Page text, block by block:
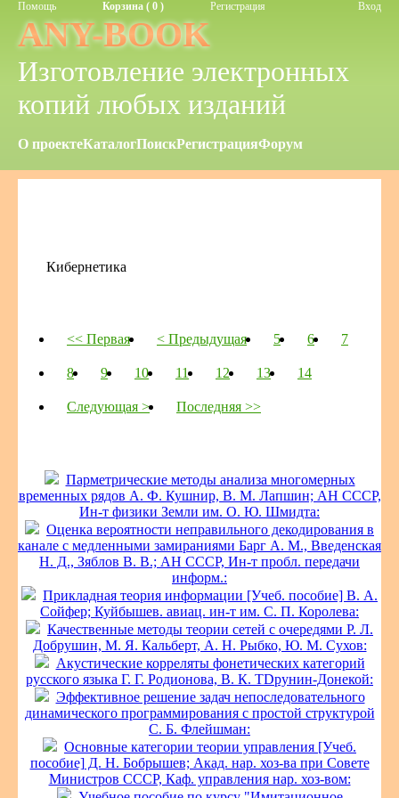
Помощь Корзина ( 0 ) Регистрация Вход
ANY-BOOK
Изготовление электронных
копий любых изданий
О проектеКаталогПоискРегистрацияФорум
Кибернетика
<< Первая < Предыдущая 5 6 7
8 9 10 11 12 13 14
Следующая > Последняя >>
Парметрические методы анализа многомерных
временных рядов А. Ф. Кушнир, В. М. Лапшин; АН СССР,
Ин-т физики Земли им. О. Ю. Шмидта:
Оценка вероятности неправильного декодирования в
канале с медленными замираниями Барг А. М., Введенская
Н. Д., Зяблов В. В.; АН СССР, Ин-т пробл. передачи
информ.:
Прикладная теория информации [Учеб. пособие] В. А.
Сойфер; Куйбышев. авиац. ин-т им. С. П. Королева:
Качественные методы теории сетей с очередями Р. Л.
Добрушин, М. Я. Кальберт, А. Н. Рыбко, Ю. М. Сухов:
Акустические корреляты фонетических категорий
русского языка Г. Г. Родионова, В. К. ТDрунин-Донекой:
Эффективное решение задач непоследовательного
динамического программирования с простой структурой
С. Б. Флейшман:
Основные категории теории управления [Учеб.
пособие] Д. Н. Бобрышев; Акад. нар. хоз-ва при Совете
Министров СССР, Каф. управления нар. хоз-вом: